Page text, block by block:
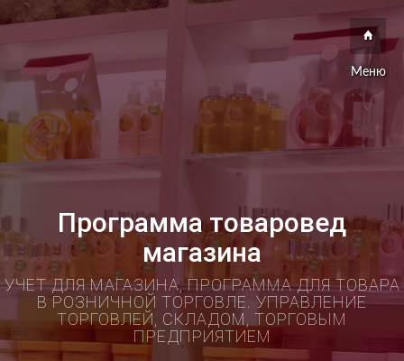
Меню
Программа товаровед
магазина
УЧЕТ ДЛЯ МАГАЗИНА, ПРОГРАММА ДЛЯ ТОВАРА
В РОЗНИЧНОЙ ТОРГОВЛЕ. УПРАВЛЕНИЕ
ТОРГОВЛЕЙ, СКЛАДОМ, ТОРГОВЫМ
ПРЕДПРИЯТИЕМ